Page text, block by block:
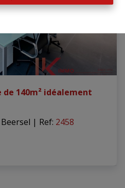
140m² idéalement
| Ref: 2458